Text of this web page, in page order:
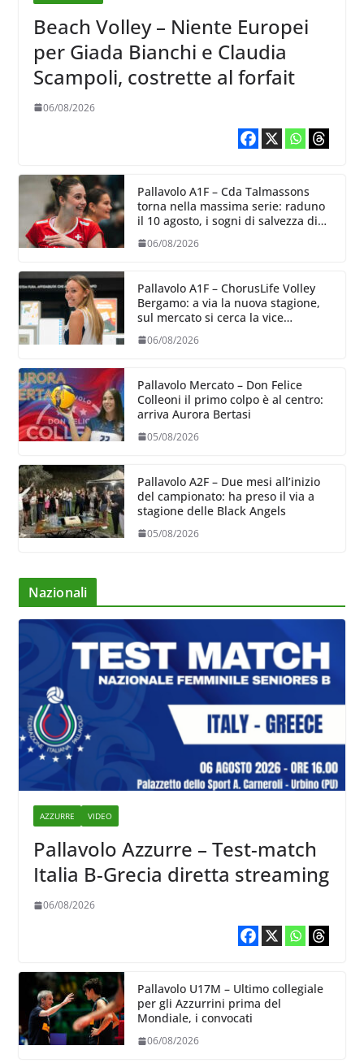
Beach Volley – Niente Europei
per Giada Bianchi e Claudia
Scampoli, costrette al forfait
06/08/2026
Pallavolo A1F – Cda Talmassons
torna nella massima serie: raduno
il 10 agosto, i sogni di salvezza di
06/08/2026
Pallavolo A1F – ChorusLife Volley
Bergamo: a via la nuova stagione,
sul mercato si cerca la vice
06/08/2026
Pallavolo Mercato – Don Felice
Colleoni il primo colpo è al centro:
arriva Aurora Bertasi
05/08/2026
Pallavolo A2F – Due mesi all’inizio
del campionato: ha preso il via a
stagione delle Black Angels
05/08/2026
Nazionali
AZZURRE VIDEO
Pallavolo Azzurre – Test-match
Italia B-Grecia diretta streaming
06/08/2026
Pallavolo U17M – Ultimo collegiale
per gli Azzurrini prima del
Mondiale, i convocati
06/08/2026